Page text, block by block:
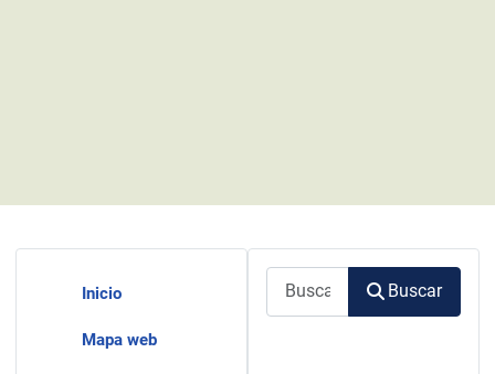
Inicio
Mapa web
Buscar